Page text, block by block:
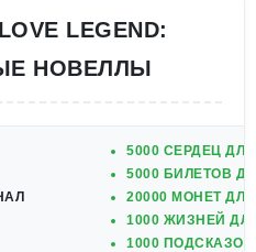
LEGEND:
НОВЕЛЛЫ
5000 СЕРДЕЦ
5000 БИЛЕТОВ
20000 МОНЕТ
1000 ЖИЗНЕЙ
1000